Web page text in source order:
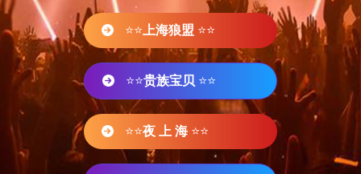
⭐⭐ 上海狼盟 ⭐⭐
⭐⭐贵族宝贝 ⭐⭐
⭐⭐夜 上 海 ⭐⭐